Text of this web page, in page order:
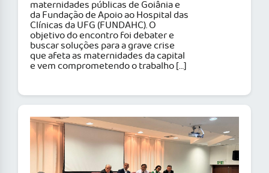
maternidades públicas de Goiânia e
da Fundação de Apoio ao Hospital das
Clínicas da UFG (FUNDAHC). O
objetivo do encontro foi debater e
buscar soluções para a grave crise
que afeta as maternidades da capital
e vem comprometendo o trabalho […]